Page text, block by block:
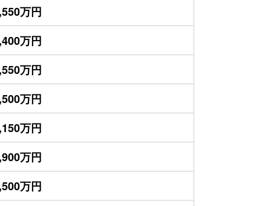
万円
万円
万円
万円
万円
万円
万円